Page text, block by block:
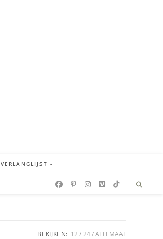
VERLANGLIJST -
BEKIJKEN: 12 24 ALLEMAAL